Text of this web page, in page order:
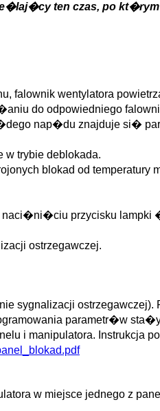
ten czas, po
falownik wentylatora
do odpowiedniego
nap�du znajduje si�
trybie deblokada.
blokad od temperatury
naci�ni�ciu przycisku
ostrzegawczej.
sygnalizacji ostrzegawczej).
parametr�w
i manipulatora. Instrukcja
w miejsce jednego z